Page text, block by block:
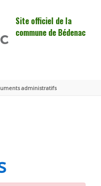
Site officiel de la
commune de Bédenac
administratifs